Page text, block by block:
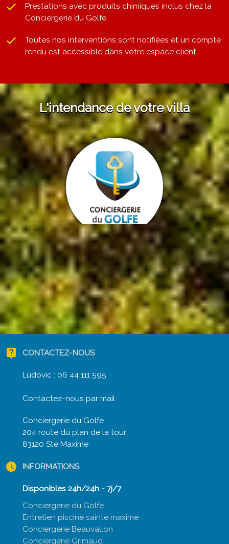
done
Prestations avec produits chimiques inclus chez la
Conciergerie du Golfe
done
Toutes nos interventions sont notifiées et un compte
rendu est accessible dans votre espace client
L'intendance de votre villa
live_help CONTACTEZ-NOUS
Ludovic : 06 44 111 595
Contactez-nous par mail
Conciergerie du Golfe
204 route du plan de la tour
83120 Ste Maxime
watch_later INFORMATIONS
Disponibles 24h/24h - 7j/7
Conciergerie du Golfe
Entretien piscine sainte maxime
Conciergerie Beauvallon
Conciergerie Grimaud